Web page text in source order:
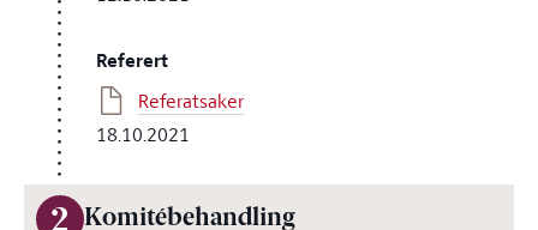
Referert
Referatsaker
18.10.2021
2 Komitébehandling